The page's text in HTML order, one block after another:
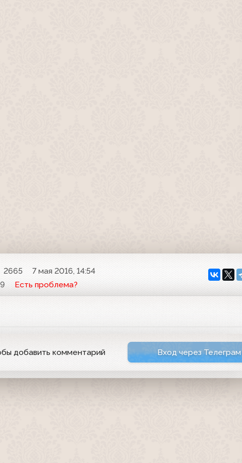
2665
7 мая 2016, 14:54
Есть проблема?
добавить комментарий Вход через Телеграм